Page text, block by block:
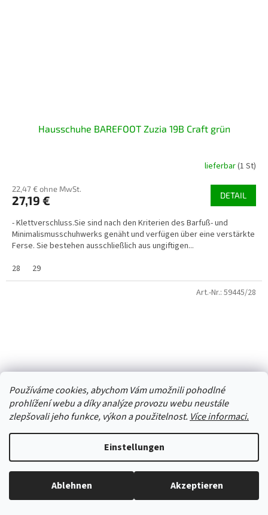
Používáme cookies, abychom Vám umožnili pohodlné
prohlížení webu a díky analýze provozu webu neustále
zlepšovali jeho funkce, výkon a použitelnost. Více informaci.
Einstellungen
Ablehnen Akzeptieren
Hausschuhe BAREFOOT Zuzia 19B Craft grün
lieferbar(1 St)
22,47 € ohne MwSt.
27,19 € DETAIL
- Klettverschluss.Sie sind nach den Kriterien des Barfuß- und
Minimalismusschuhwerks genäht und verfügen über eine verstärkte
Ferse. Sie bestehen ausschließlich aus ungiftigen...
28
29
Hausschuhe BAREFOOT Zuzia 21B Spider rot
Art.-Nr.: 59445/28